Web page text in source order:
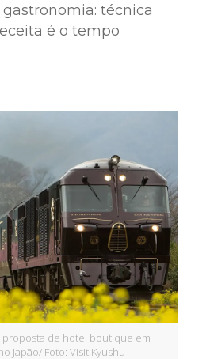
técnica
é o tempo
proposta de hotel boutique em
Japão/ Foto: Visit Kyushu